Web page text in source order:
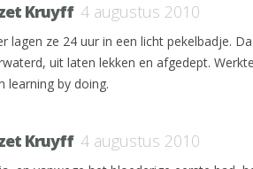
Kruyff 4 augustus 2010
lagen ze 24 uur in een licht pekelbadje.
uit laten lekken en afgedept.
learning by doing.
Kruyff 4 augustus 2010